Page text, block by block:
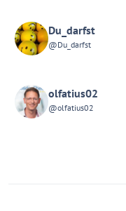
Du_darfst
@Du_darfst
olfatius02
@olfatius02